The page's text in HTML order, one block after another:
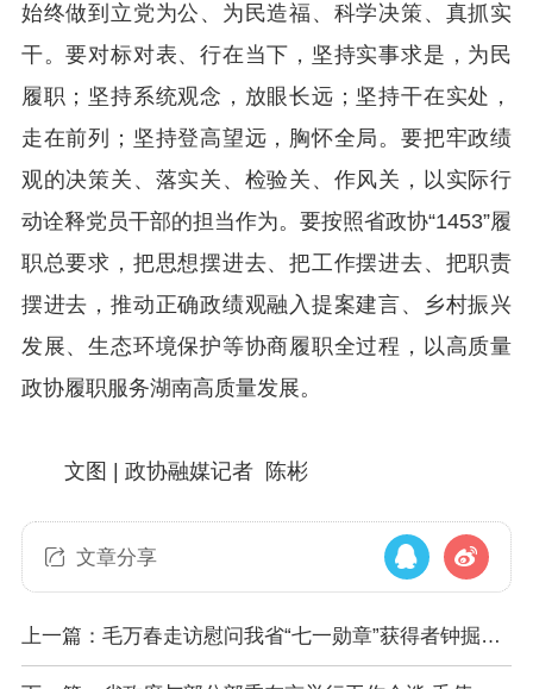
始终做到立党为公、为民造福、科学决策、真抓实
干。要对标对表、行在当下，坚持实事求是，为民
履职；坚持系统观念，放眼长远；坚持干在实处，
走在前列；坚持登高望远，胸怀全局。要把牢政绩
观的决策关、落实关、检验关、作风关，以实际行
动诠释党员干部的担当作为。要按照省政协“1453”履
职总要求，把思想摆进去、把工作摆进去、把职责
摆进去，推动正确政绩观融入提案建言、乡村振兴
发展、生态环境保护等协商履职全过程，以高质量
政协履职服务湖南高质量发展。
文图 | 政协融媒记者 陈彬
文章分享
上一篇：毛万春走访慰问我省“七一勋章”获得者钟掘院
士